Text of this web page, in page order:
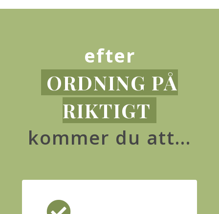
efter
ORDNING PÅ
RIKTIGT
kommer du att…